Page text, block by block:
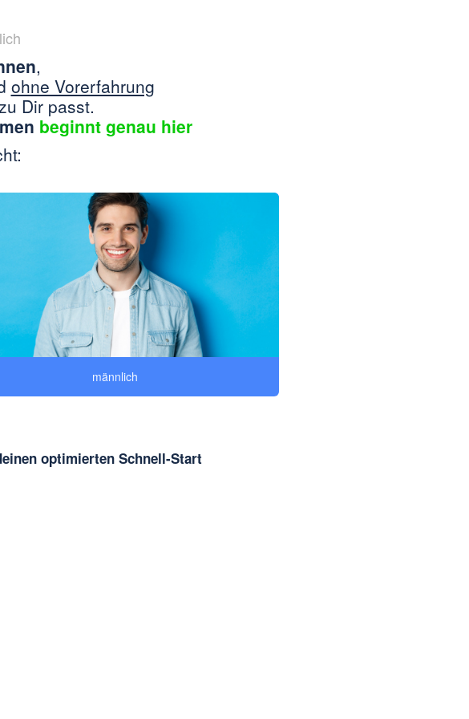
,
ohne Vorerfahrung
Dir passt.
beginnt genau hier
männlich
optimierten Schnell-Start